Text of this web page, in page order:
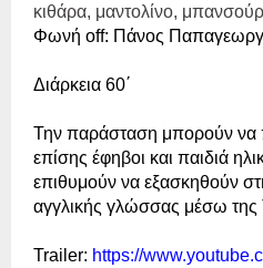
κιθάρα, μαντολίνο,
Φωνή off: Πάνος
Διάρκεια 60΄
Την παράσταση μπορούν
επίσης έφηβοι και παιδιά
επιθυμούν να εξασκηθούν
αγγλικής γλώσσας μέσω της
Trailer: https://